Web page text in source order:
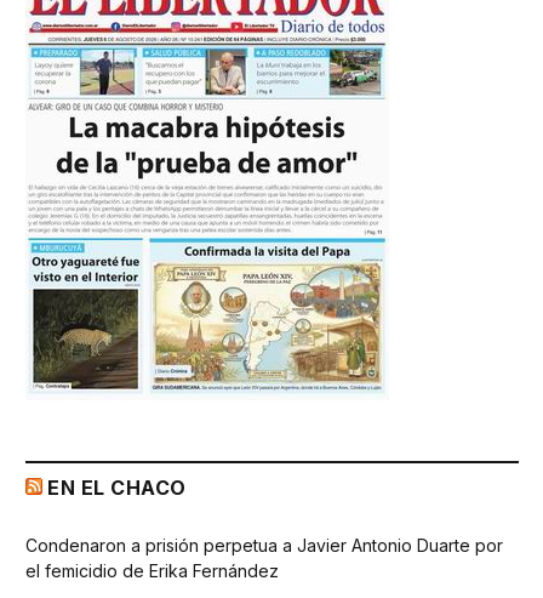
EN EL CHACO
Condenaron a prisión perpetua a Javier Antonio Duarte por
el femicidio de Erika Fernández